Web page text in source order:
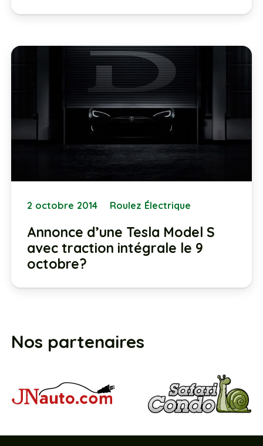
2 octobre 2014 Roulez Électrique
Annonce d’une Tesla Model S
avec traction intégrale le 9
octobre?
Nos partenaires